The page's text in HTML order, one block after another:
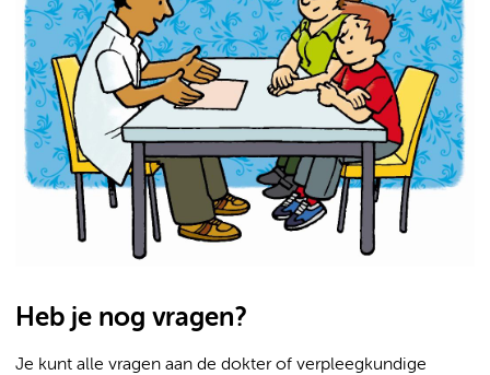
Heb je nog vragen?
Je kunt alle vragen aan de dokter of verpleegkundige